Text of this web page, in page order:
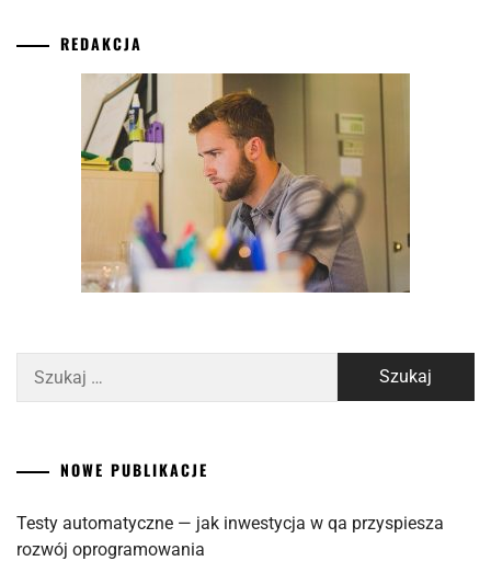
REDAKCJA
NOWE PUBLIKACJE
Testy automatyczne — jak inwestycja w qa przyspiesza
rozwój oprogramowania